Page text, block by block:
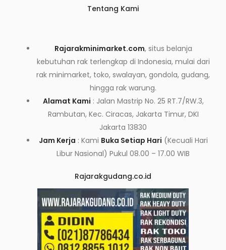
Tentang Kami
Rajarakminimarket.com, situs belanja
kebutuhan rak terlengkap di Indonesia, mulai dari
rak minimarket, toko, swalayan, gondola, gudang,
hingga rak warung.
Alamat Kami : Jalan Mastrip No. 25 RT.7/RW.3,
Rambutan, Kec. Ciracas, Jakarta Timur, DKI
Jakarta 13830
Jam Kerja : Kami Buka Setiap Hari (Kecuali Hari
Libur Nasional) Pukul 08.00 – 17.00 WIB
Rajarakgudang.co.id